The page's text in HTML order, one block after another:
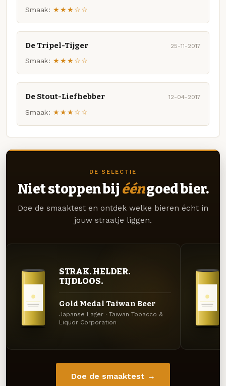
Smaak: ★★★☆☆
De Tripel-Tijger 25-11-2017
Smaak: ★★★☆☆
De Stout-Liefhebber 12-04-2017
Smaak: ★★★☆☆
DE SELECTIE
Niet stoppen bij ééngoed bier.
Doe de smaaktest en ontdek welke bieren écht in
jouw straatje liggen.
STRAK. HELDER.
TIJDLOOS.
Gold Medal Taiwan Beer
Japanse Lager · Taiwan Tobacco &
Liquor Corporation
Doe de smaaktest →